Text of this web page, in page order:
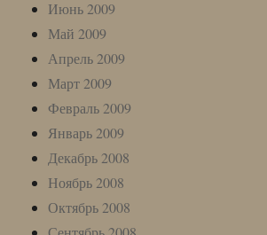
Июнь 2009
Май 2009
Апрель 2009
Март 2009
Февраль 2009
Январь 2009
Декабрь 2008
Ноябрь 2008
Октябрь 2008